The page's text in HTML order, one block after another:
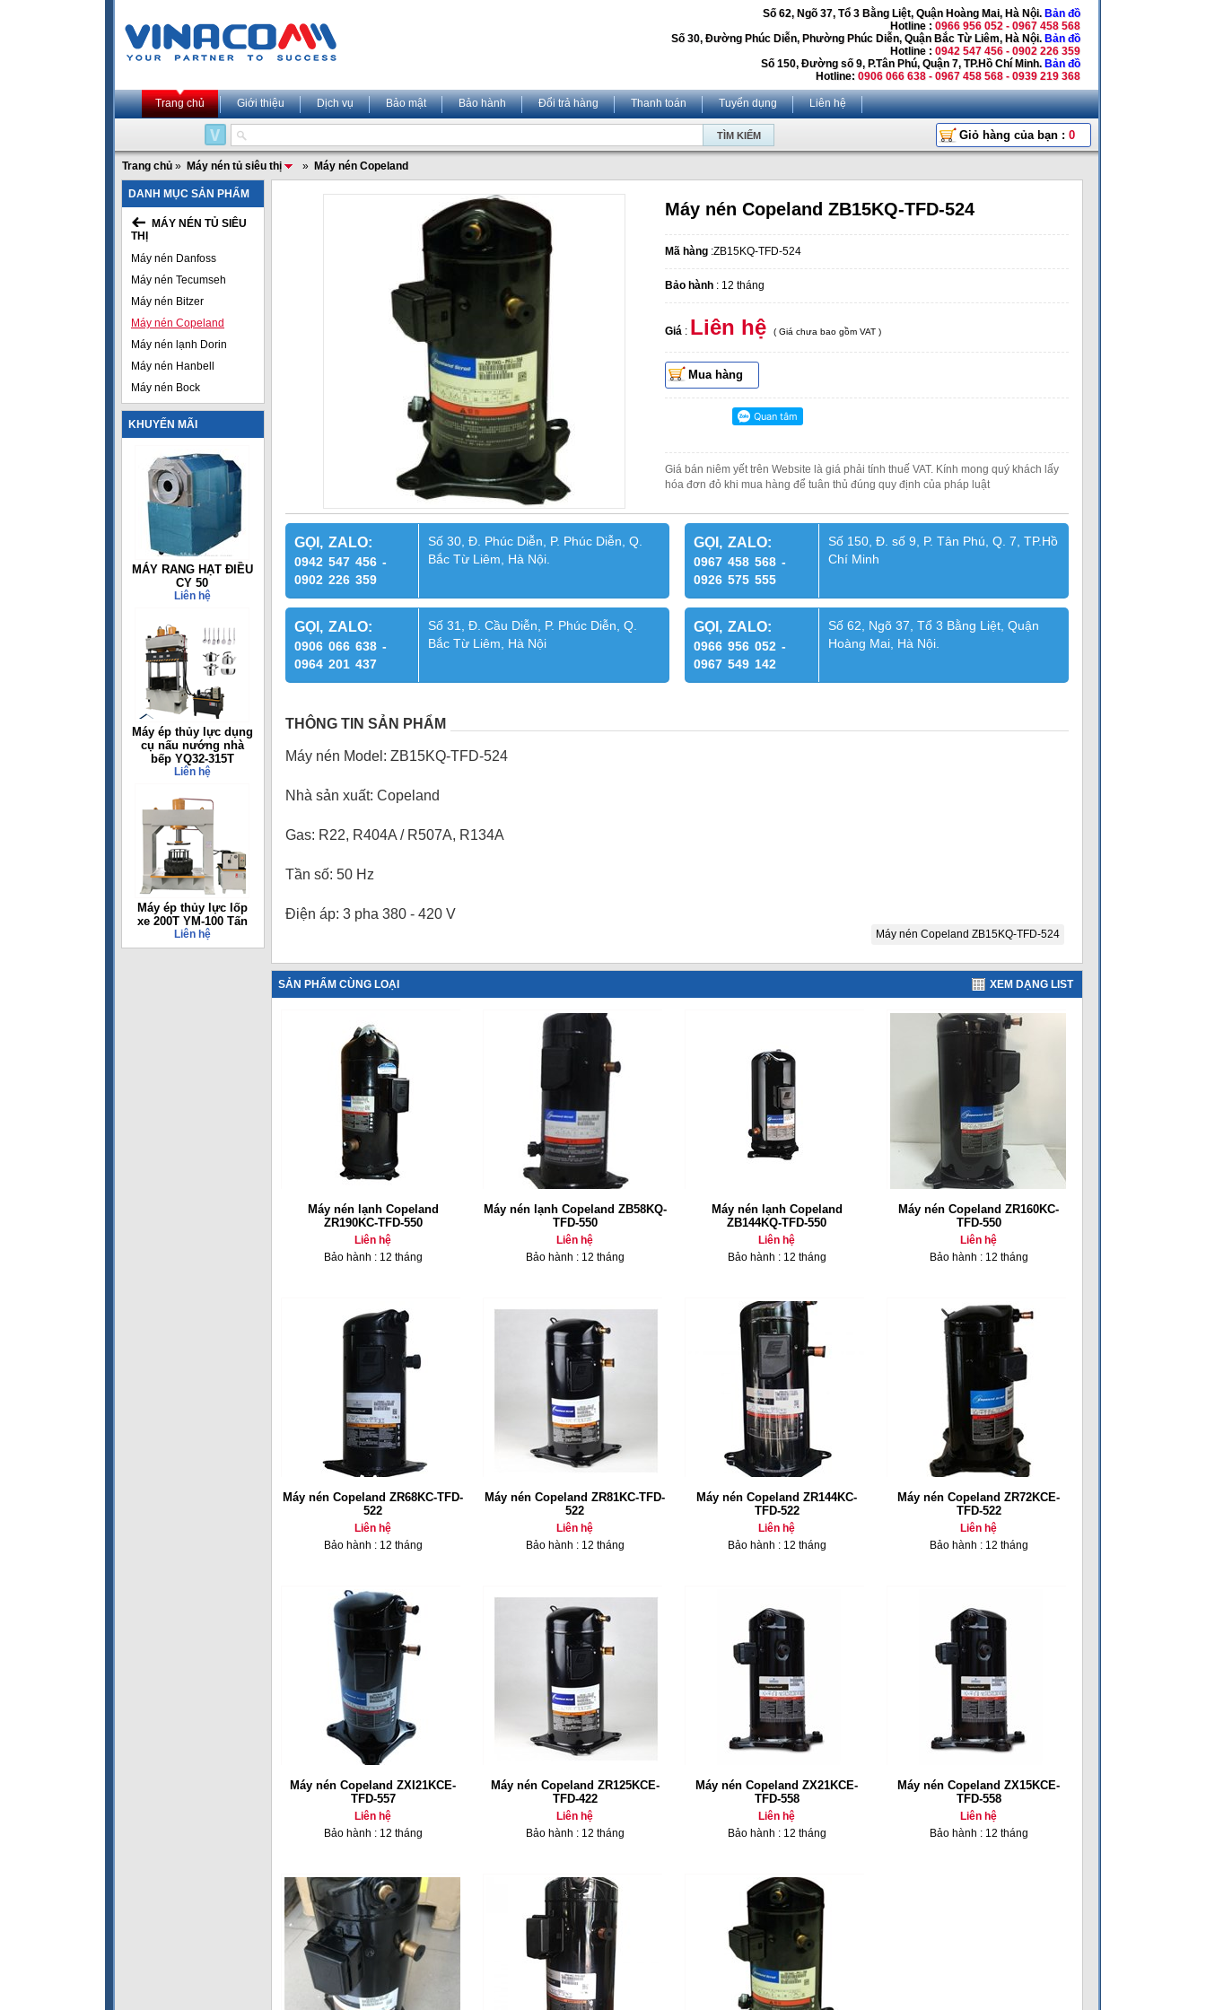
Số 62, Ngõ 37, Tổ 3 Bằng Liệt, Quận Hoàng Mai, Hà Nội. Bản đồ
Hotline : 0966 956 052 - 0967 458 568
Số 30, Đường Phúc Diễn, Phường Phúc Diễn, Quận Bắc Từ Liêm, Hà Nội. Bản đồ
Hotline : 0942 547 456 - 0902 226 359
Số 150, Đường số 9, P.Tân Phú, Quận 7, TP.Hồ Chí Minh. Bản đồ
Hotline: 0906 066 638 - 0967 458 568 - 0939 219 368
Trang chủ Giới thiệu Dịch vụ Bảo mật Bảo hành Đổi trả hàng Thanh toán Tuyển dụng Liên hệ
Giỏ hàng của bạn : 0
Trang chủ » Máy nén tủ siêu thị » Máy nén Copeland
DANH MỤC SẢN PHẨM
MÁY NÉN TỦ SIÊU
THỊ
Máy nén Danfoss
Máy nén Tecumseh
Máy nén Bitzer
Máy nén Copeland
Máy nén lạnh Dorin
Máy nén Hanbell
Máy nén Bock
KHUYẾN MÃI
MÁY RANG HẠT ĐIỀU
CY 50
Liên hệ
Máy ép thủy lực dụng
cụ nấu nướng nhà
bếp YQ32-315T
Liên hệ
Máy ép thủy lực lốp
xe 200T YM-100 Tấn
Liên hệ
Máy nén Copeland ZB15KQ-TFD-524
Mã hàng :ZB15KQ-TFD-524
Bảo hành : 12 tháng
Giá : Liên hệ ( Giá chưa bao gồm VAT )
Mua hàng
Giá bán niêm yết trên Website là giá phải tính thuế VAT. Kính mong quý khách lấy
hóa đơn đỏ khi mua hàng để tuân thủ đúng quy định của pháp luật
GỌI, ZALO:
0942 547 456 -
0902 226 359
Số 30, Đ. Phúc Diễn, P. Phúc Diễn, Q.
Bắc Từ Liêm, Hà Nội.
GỌI, ZALO:
0967 458 568 -
0926 575 555
Số 150, Đ. số 9, P. Tân Phú, Q. 7, TP.Hồ
Chí Minh
GỌI, ZALO:
0906 066 638 -
0964 201 437
Số 31, Đ. Cầu Diễn, P. Phúc Diễn, Q.
Bắc Từ Liêm, Hà Nội
GỌI, ZALO:
0966 956 052 -
0967 549 142
Số 62, Ngõ 37, Tổ 3 Bằng Liệt, Quận
Hoàng Mai, Hà Nội.
THÔNG TIN SẢN PHẨM
Máy nén Model: ZB15KQ-TFD-524
Nhà sản xuất: Copeland
Gas: R22, R404A / R507A, R134A
Tần số: 50 Hz
Điện áp: 3 pha 380 - 420 V
Máy nén Copeland ZB15KQ-TFD-524
SẢN PHẨM CÙNG LOẠI XEM DẠNG LIST
Máy nén lạnh Copeland
ZR190KC-TFD-550
Liên hệ
Bảo hành : 12 tháng
Máy nén lạnh Copeland ZB58KQ-
TFD-550
Liên hệ
Bảo hành : 12 tháng
Máy nén lạnh Copeland
ZB144KQ-TFD-550
Liên hệ
Bảo hành : 12 tháng
Máy nén Copeland ZR160KC-
TFD-550
Liên hệ
Bảo hành : 12 tháng
Máy nén Copeland ZR68KC-TFD-
522
Liên hệ
Bảo hành : 12 tháng
Máy nén Copeland ZR81KC-TFD-
522
Liên hệ
Bảo hành : 12 tháng
Máy nén Copeland ZR144KC-
TFD-522
Liên hệ
Bảo hành : 12 tháng
Máy nén Copeland ZR72KCE-
TFD-522
Liên hệ
Bảo hành : 12 tháng
Máy nén Copeland ZXI21KCE-
TFD-557
Liên hệ
Bảo hành : 12 tháng
Máy nén Copeland ZR125KCE-
TFD-422
Liên hệ
Bảo hành : 12 tháng
Máy nén Copeland ZX21KCE-
TFD-558
Liên hệ
Bảo hành : 12 tháng
Máy nén Copeland ZX15KCE-
TFD-558
Liên hệ
Bảo hành : 12 tháng